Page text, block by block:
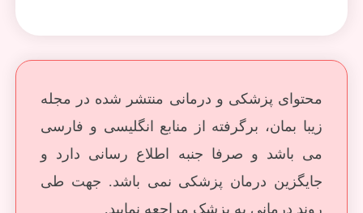
محتوای پزشکی و درمانی منتشر شده در مجله
زیبا بمان، برگرفته از منابع انگلیسی و فارسی
می باشد و صرفا جنبه اطلاع رسانی دارد و
جایگزین درمان پزشکی نمی باشد. جهت طی
روند درمانی به پزشک مراجعه نمایید.